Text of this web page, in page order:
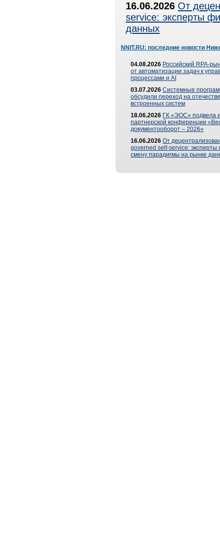
16.06.2026 От
service: эксперты
данных
NNIT.RU: последние новости
04.08.2026 Российский RPA-
от автоматизации задач к
процессами и AI
03.07.2026 Системные
обсудили переход на
встроенных систем
18.06.2026 ГК «ЭОС» подвела
партнерской конференции
документооборот – 2026»
16.06.2026 От
governed self-service: эксперты
смену парадигмы на рынке